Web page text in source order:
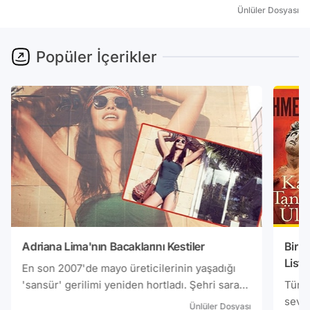
Ünlüler Dosyası
Popüler İçerikler
Adriana Lima'nın Bacaklarını Kestiler
En son 2007'de mayo üreticilerinin yaşadığı
'sansür' gerilimi yeniden hortladı. Şehri saran
billboardlarda çeşitli markaların mayo ve bikini
Ünlüler Dosyası
Bir